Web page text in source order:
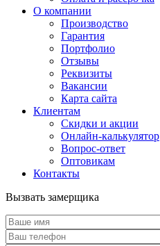
О компании
Производство
Гарантия
Портфолио
Отзывы
Реквизиты
Вакансии
Карта сайта
Клиентам
Скидки и акции
Онлайн-калькулятор
Вопрос-ответ
Оптовикам
Контакты
Вызвать замерщика